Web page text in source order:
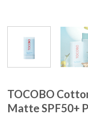
TOCOBO
Matte SPF50+